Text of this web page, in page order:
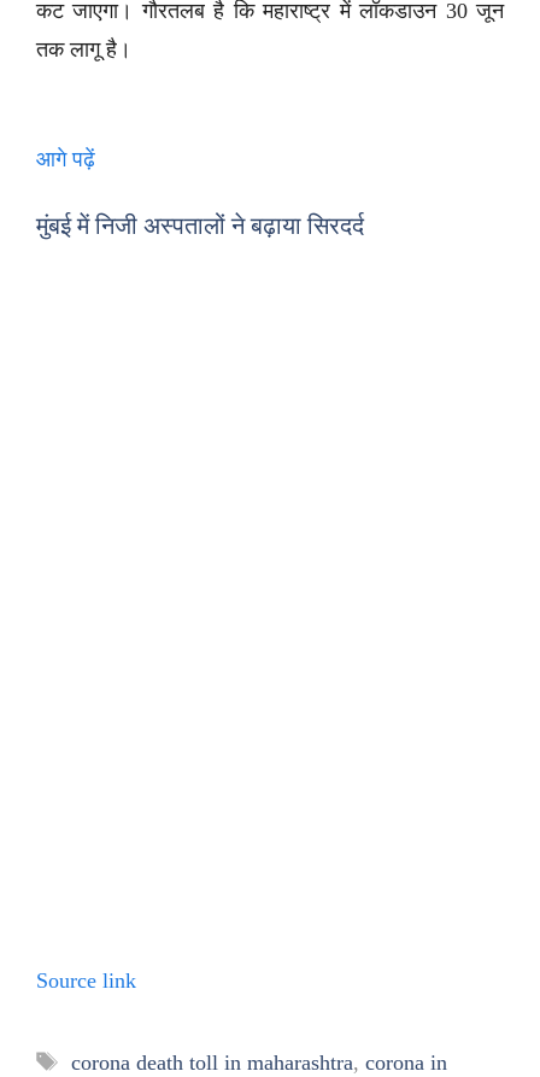
कट जाएगा। गौरतलब है कि महाराष्ट्र में लॉकडाउन 30 जून
तक लागू है।
आगे पढ़ें
मुंबई में निजी अस्पतालों ने बढ़ाया सिरदर्द
Source link
Tags
corona death toll in maharashtra, corona in